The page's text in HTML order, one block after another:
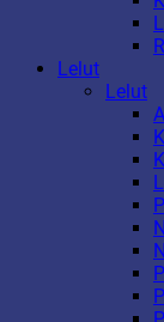
Lelut
Lelut